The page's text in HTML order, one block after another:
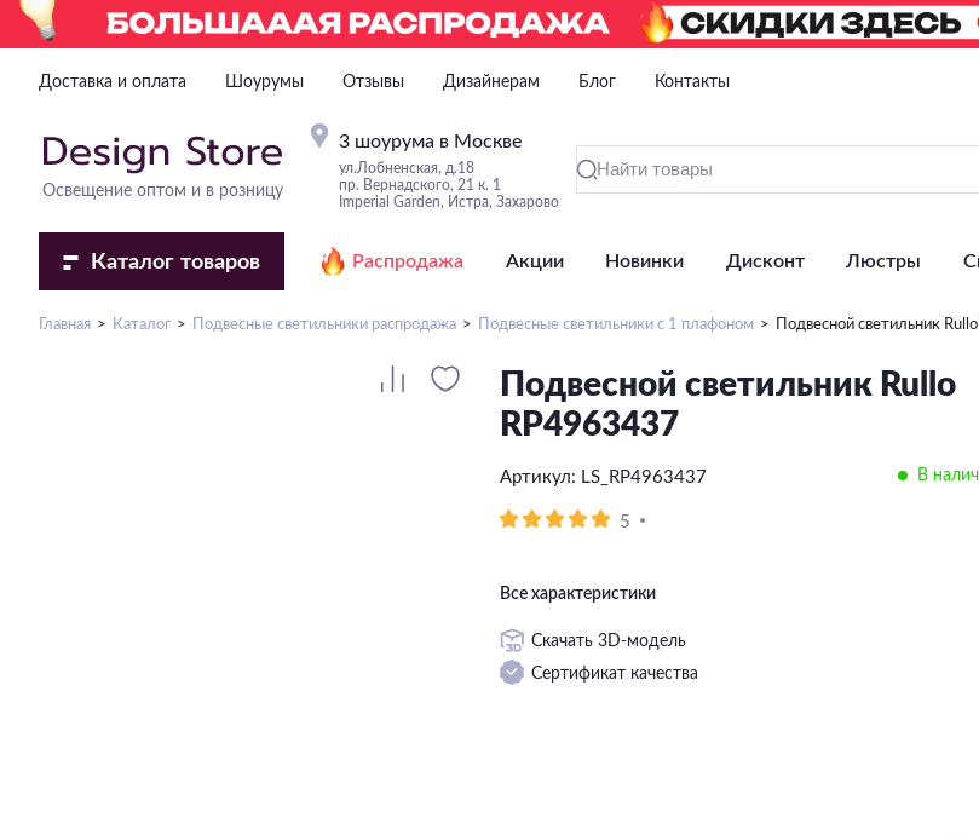
Доставка и оплата Шоурумы Отзывы Дизайнерам Блог Контакты
Освещение оптом и в розницу
3 шоурума в Москве
ул.Лобненская, д.18
пр. Вернадского, 21 к. 1
Imperial Garden, Истра, Захарово
Каталог товаров Распродажа Акции Новинки Дисконт Люстры
Главная Каталог Подвесные светильники распродажа Подвесные светильники с 1 плафоном Подвесной светильник
Подвесной светильник Rullo
RP4963437
Артикул: LS_RP4963437 В
5
Все характеристики
Скачать 3D-модель
Сертификат качества